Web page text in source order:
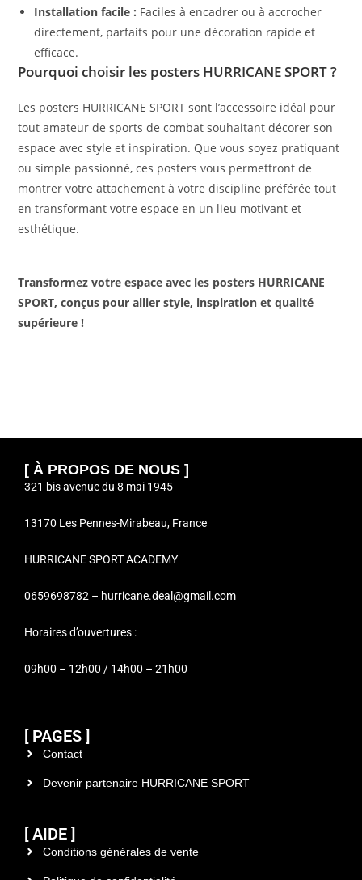
Installation facile : Faciles à encadrer ou à accrocher
directement, parfaits pour une décoration rapide et
efficace.
Pourquoi choisir les posters HURRICANE SPORT ?
Les posters HURRICANE SPORT sont l’accessoire idéal pour
tout amateur de sports de combat souhaitant décorer son
espace avec style et inspiration. Que vous soyez pratiquant
ou simple passionné, ces posters vous permettront de
montrer votre attachement à votre discipline préférée tout
en transformant votre espace en un lieu motivant et
esthétique.
Transformez votre espace avec les posters HURRICANE
SPORT, conçus pour allier style, inspiration et qualité
supérieure !
[ À PROPOS DE NOUS ]
321 bis avenue du 8 mai 1945
13170 Les Pennes-Mirabeau, France
HURRICANE SPORT ACADEMY
0659698782 – hurricane.deal@gmail.com
Horaires d’ouvertures :
09h00 – 12h00 / 14h00 – 21h00
[ PAGES ]
Contact
Devenir partenaire HURRICANE SPORT
[ AIDE ]
Conditions générales de vente